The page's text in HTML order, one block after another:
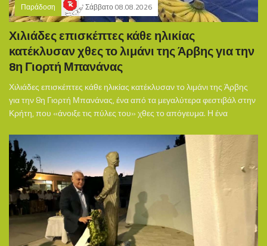
Παράδοση Σάββατο 08.08.2026
Χιλιάδες επισκέπτες κάθε ηλικίας
κατέκλυσαν χθες το λιμάνι της Άρβης για την
8η Γιορτή Μπανάνας
Χιλιάδες επισκέπτες κάθε ηλικίας κατέκλυσαν το λιμάνι της Άρβης
για την 8η Γιορτή Μπανάνας, ένα από τα μεγαλύτερα φεστιβάλ στην
Κρήτη, που «άνοιξε τις πύλες του» χθες το απόγευμα. Η ένα